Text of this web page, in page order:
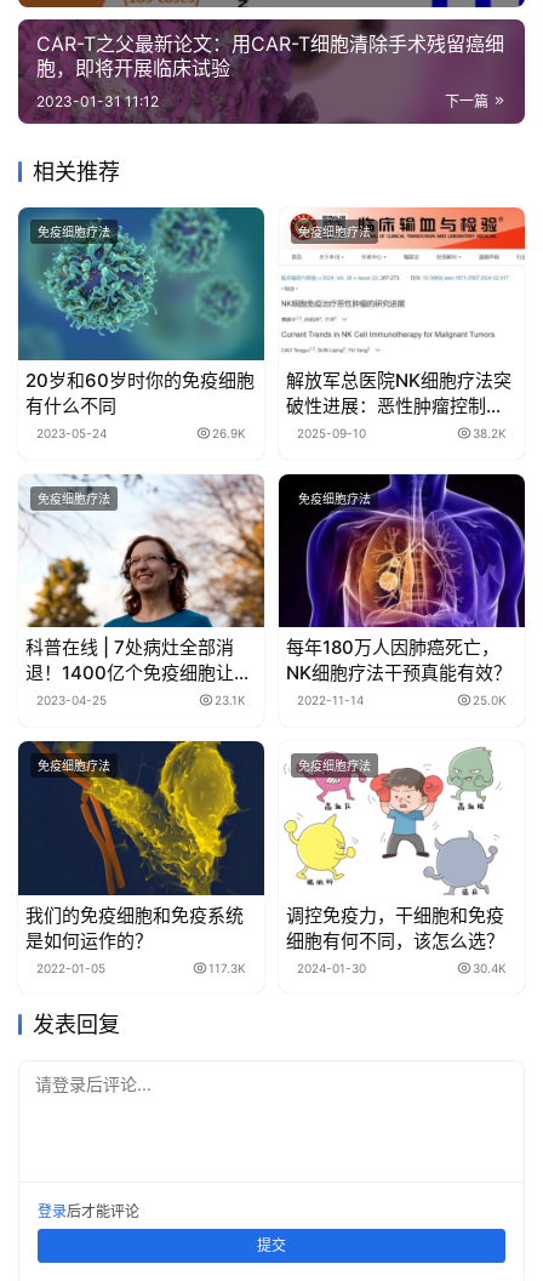
CAR-T之父最新论文：用CAR-T细胞清除手术残留癌细
胞，即将开展临床试验
下一篇
2023-01-31 11:12
相关推荐
免疫细胞疗法
20岁和60岁时你的免疫细胞
有什么不同
2023-05-24 26.9K
免疫细胞疗法
解放军总医院NK细胞疗法突
破性进展：恶性肿瘤控制率
81%！
2025-09-10 38.2K
免疫细胞疗法
科普在线 | 7处病灶全部消
退！1400亿个免疫细胞让她
重获新生！
2023-04-25 23.1K
免疫细胞疗法
每年180万人因肺癌死亡，
NK细胞疗法干预真能有效？
2022-11-14 25.0K
免疫细胞疗法
我们的免疫细胞和免疫系统
是如何运作的？
2022-01-05 117.3K
免疫细胞疗法
调控免疫力，干细胞和免疫
细胞有何不同，该怎么选？
2024-01-30 30.4K
发表回复
请登录后评论...
登录后才能评论
提交